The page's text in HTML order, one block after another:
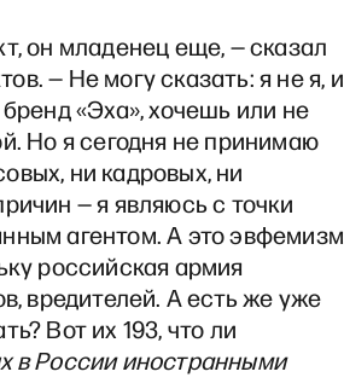
он младенец еще, — сказал
— Не могу сказать: я не я, и
«Эха», хочешь или не
Но я сегодня не принимаю
ни кадровых, ни
— я являюсь с точки
агентом. А это эвфемизм
российская армия
вредителей. А есть же уже
Вот их 193, что ли
в России иностранными